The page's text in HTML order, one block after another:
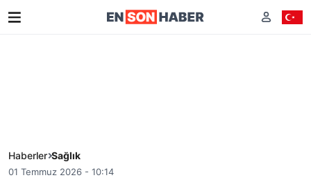
Haberler Sağlık
01 Temmuz 2026 - 10:14